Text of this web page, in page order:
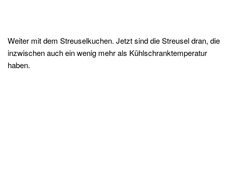
Weiter mit dem Streuselkuchen. Jetzt sind die Streusel dran, die
inzwischen auch ein wenig mehr als Kühlschranktemperatur
haben.